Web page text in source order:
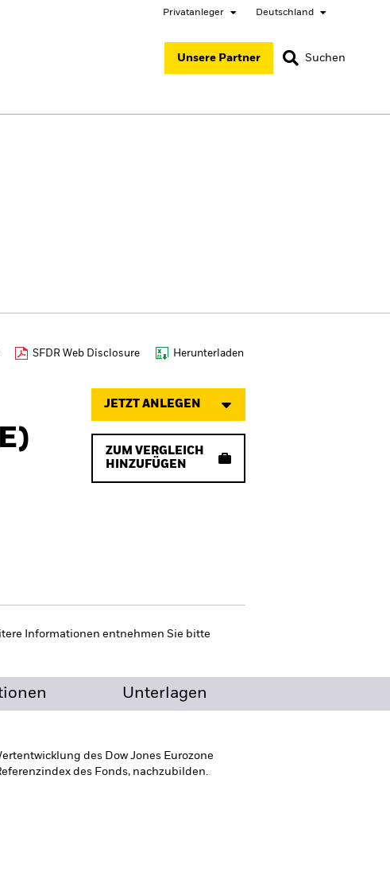
Privatanleger Deutschland
SCHLIESSEN
SCHLIESSEN
Unsere Partner Suchen
SFDR Web Disclosure Herunterladen
JETZT ANLEGEN
ZUM VERGLEICH
HINZUFÜGEN
Informationen entnehmen Sie bitte
Unterlagen
des Dow Jones Eurozone
des Fonds, nachzubilden.